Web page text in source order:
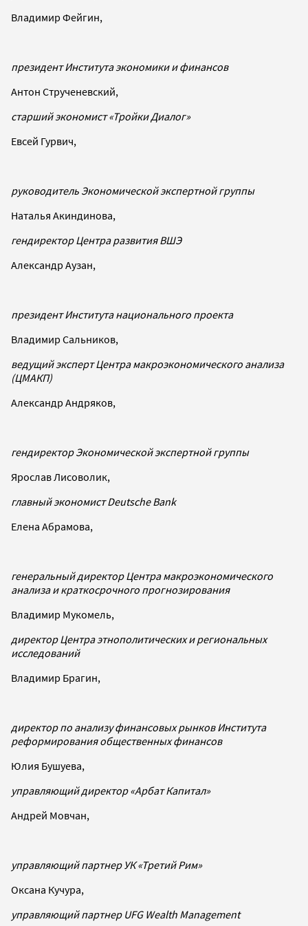
Владимир Фейгин,
президент Института экономики и финансов
Антон Струченевский,
старший экономист «Тройки Диалог»
Евсей Гурвич,
руководитель Экономической экспертной группы
Наталья Акиндинова,
гендиректор Центра развития ВШЭ
Александр Аузан,
президент Института национального проекта
Владимир Сальников,
ведущий эксперт Центра макроэкономического анализа
(ЦМАКП)
Александр Андряков,
гендиректор Экономической экспертной группы
Ярослав Лисоволик,
главный экономист Deutsche Bank
Елена Абрамова,
генеральный директор Центра макроэкономического
анализа и краткосрочного прогнозирования
Владимир Мукомель,
директор Центра этнополитических и региональных
исследований
Владимир Брагин,
директор по анализу финансовых рынков Института
реформирования общественных финансов
Юлия Бушуева,
управляющий директор «Арбат Капитал»
Андрей Мовчан,
управляющий партнер УК «Третий Рим»
Оксана Кучура,
управляющий партнер UFG Wealth Management